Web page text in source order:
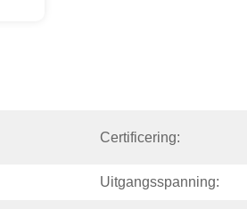
Certificering:
Uitgangsspanning: